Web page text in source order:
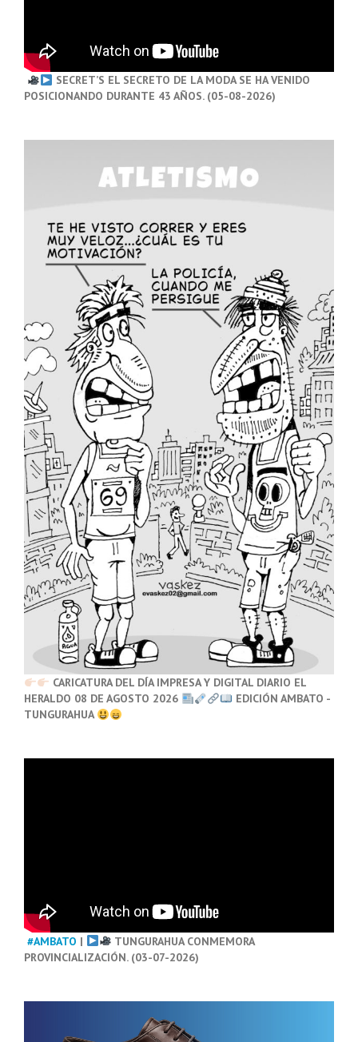
SECRET’S EL SECRETO DE LA MODA SE HA VENIDO
POSICIONANDO DURANTE 43 AÑOS. (05-08-2026)
CARICATURA DEL DÍA IMPRESA Y DIGITAL DIARIO EL
HERALDO 08 DE AGOSTO 2026
EDICIÓN AMBATO -
TUNGURAHUA
#AMBATO |
TUNGURAHUA CONMEMORA
PROVINCIALIZACIÓN. (03-07-2026)